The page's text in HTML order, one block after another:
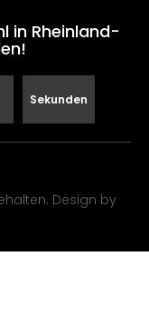
in Rheinland-
Sekunden
Design by